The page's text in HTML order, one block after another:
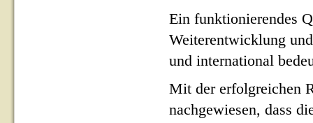
Ein funktionierendes
Weiterentwicklung
und international
Mit der erfolgreichen
nachgewiesen, dass